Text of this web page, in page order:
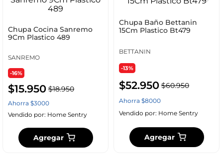
Chupa Cocina Sanremo
9Cm Plastico 489
SANREMO
-16%
$15.950 $18.950
Ahorra $3000
Vendido por: Home Sentry
Agregar
Chupa Baño Bettanin
15Cm Plastico Bt479
BETTANIN
-13%
$52.950 $60.950
Ahorra $8000
Vendido por: Home Sentry
Agregar